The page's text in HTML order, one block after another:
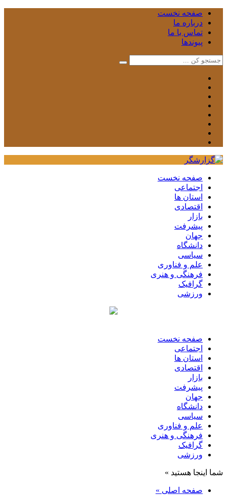
صفحه نخست
درباره ما
تماس با ما
پیوندها
صفحه نخست
اجتماعی
استان ها
اقتصادی
بازار
پیشرفت
جهان
دانشگاه
سیاسی
علم و فناوری
فرهنگی و هنری
گرافیک
ورزشی
صفحه نخست
اجتماعی
استان ها
اقتصادی
بازار
پیشرفت
جهان
دانشگاه
سیاسی
علم و فناوری
فرهنگی و هنری
گرافیک
ورزشی
شما اینجا هستید »
صفحه اصلی »